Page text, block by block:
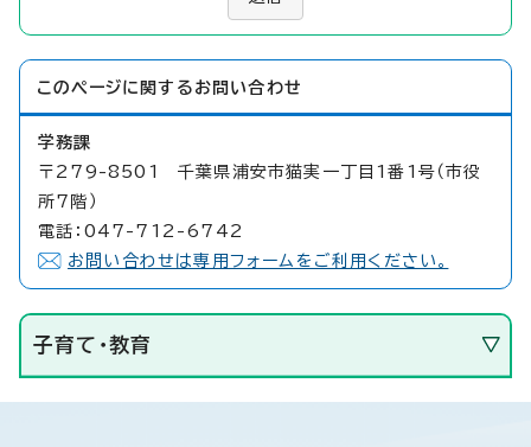
このページに関する お問い合わせ
学務課
〒279-8501 千葉県浦安市猫実一丁目1番1号（市役
所7階）
電話：047-712-6742
お問い合わせは専用フォームをご利用ください。
子育て・教育